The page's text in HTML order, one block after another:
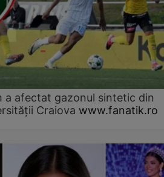
a afectat gazonul sintetic din
Craiova www.fanatik.ro